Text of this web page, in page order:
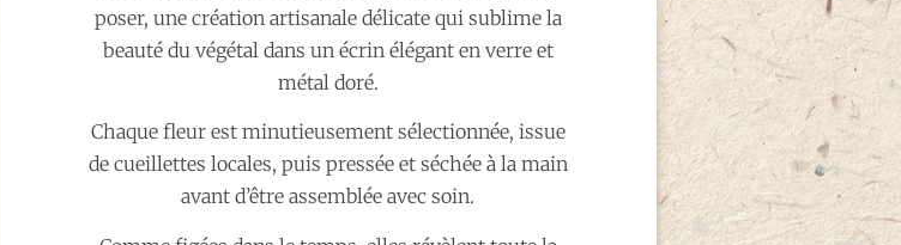
poser, une création artisanale délicate qui sublime la
beauté du végétal dans un écrin élégant en verre et
métal doré.
Chaque fleur est minutieusement sélectionnée, issue
de cueillettes locales, puis pressée et séchée à la main
avant d’être assemblée avec soin.